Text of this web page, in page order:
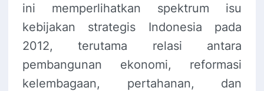
ini memperlihatkan spektrum isu
kebijakan strategis Indonesia pada
2012, terutama relasi antara
pembangunan ekonomi, reformasi
kelembagaan, pertahanan, dan